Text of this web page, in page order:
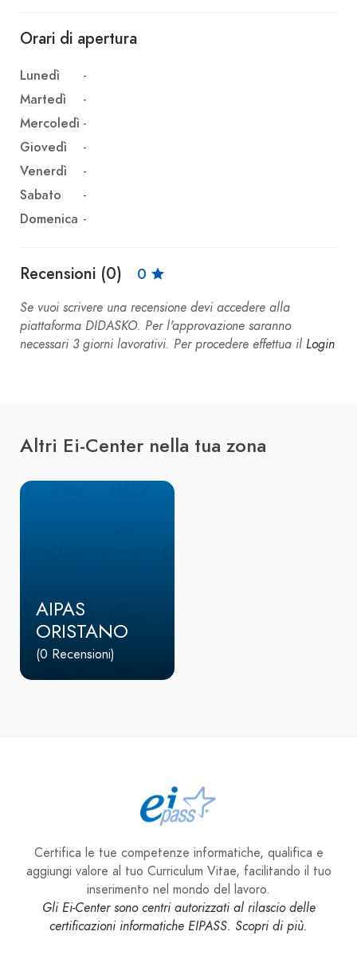
Orari di apertura
Lunedì
-
Martedì
-
Mercoledì -
Giovedì
-
Venerdì
-
Sabato
-
Domenica -
Recensioni (0) 0
Se vuoi scrivere una recensione devi accedere alla
piattaforma DIDASKO. Per l'approvazione saranno
necessari 3 giorni lavorativi. Per procedere effettua il Login
Altri Ei-Center nella tua zona
AIPAS
ORISTANO
(0 Recensioni)
Certifica le tue competenze informatiche, qualifica e
aggiungi valore al tuo Curriculum Vitae, facilitando il tuo
inserimento nel mondo del lavoro.
Gli Ei-Center sono centri autorizzati al rilascio delle
certificazioni informatiche EIPASS. Scopri di più.